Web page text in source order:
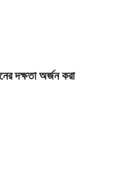
দক্ষতা অর্জন করা